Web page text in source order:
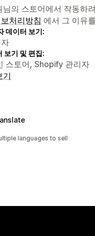
님의 스토어에서 작동하
처리방침 에서 그 이유
데이터 보기:
보기 및 편집:
스토어, Shopify 관리자
기
languages to sell